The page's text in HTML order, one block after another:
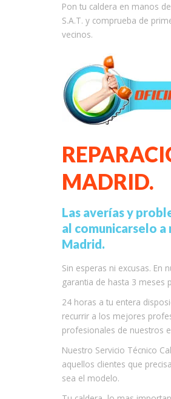
Pon tu caldera en manos
S.A.T. y comprueba de
vecinos.
MADRID.
Las averías y
al comunicarselo
Madrid.
Sin esperas ni excusas. En
garantia de hasta 3 meses
24 horas a tu entera
recurrir a los mejores
profesionales de nuestros
Nuestro Servicio Técnico
aquellos clientes que
sea el modelo.